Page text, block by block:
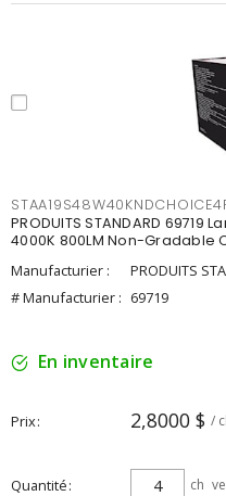
PRODUITS STANDARD 69719
4000K 800LM Non-Gradable
Manufacturier :
PRODUITS
# Manufacturier : 69719
En inventaire
Prix 2,8000 $ /
Quantité ch